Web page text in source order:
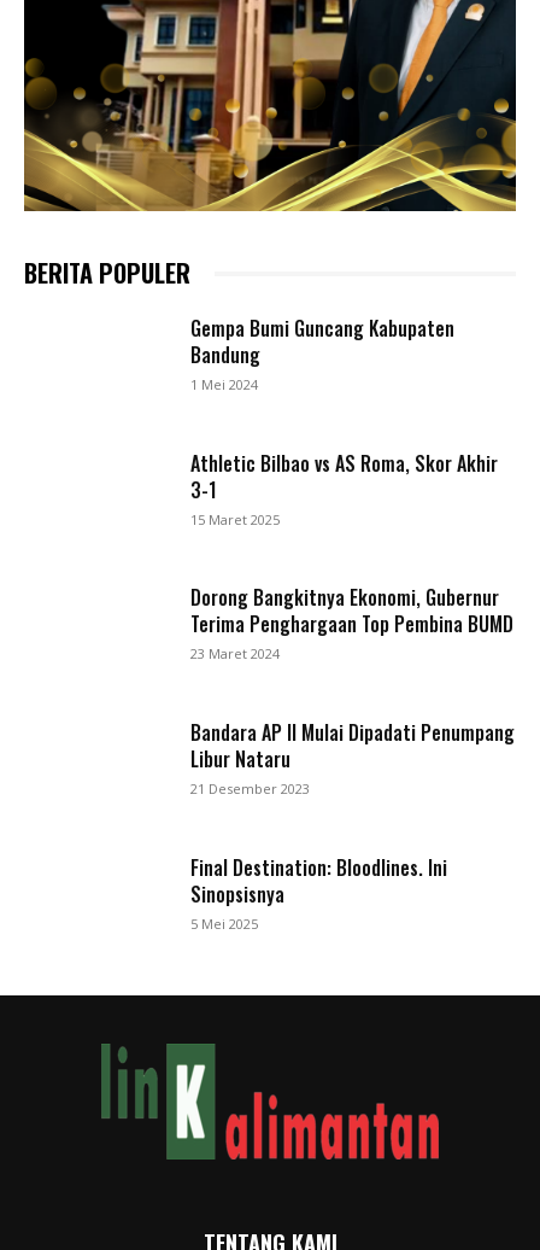
BERITA POPULER
Gempa Bumi Guncang Kabupaten
Bandung
1 Mei 2024
Athletic Bilbao vs AS Roma, Skor Akhir
3-1
15 Maret 2025
Dorong Bangkitnya Ekonomi, Gubernur
Terima Penghargaan Top Pembina BUMD
23 Maret 2024
Bandara AP II Mulai Dipadati Penumpang
Libur Nataru
21 Desember 2023
Final Destination: Bloodlines. Ini
Sinopsisnya
5 Mei 2025
TENTANG KAMI